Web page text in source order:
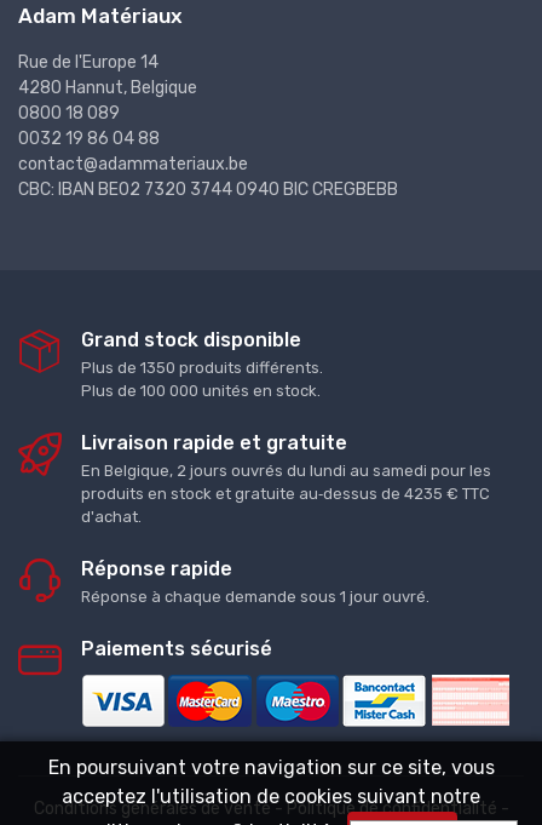
Adam Matériaux
Rue de l'Europe 14
4280 Hannut, Belgique
0800 18 089
0032 19 86 04 88
contact@adammateriaux.be
CBC: IBAN BE02 7320 3744 0940 BIC CREGBEBB
Grand stock disponible
Plus de 1350 produits différents.
Plus de 100 000 unités en stock.
Livraison rapide et gratuite
En Belgique, 2 jours ouvrés du lundi au samedi pour les
produits en stock et gratuite au‑dessus de 4235 € TTC
d'achat.
Réponse rapide
Réponse à chaque demande sous 1 jour ouvré.
Paiements sécurisé
Conditions générales de vente-Politique de confidentialité -
En poursuivant votre navigation sur ce site, vous
acceptez l'utilisation de cookies suivant notre